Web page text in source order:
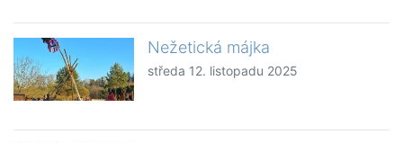
Nežetická májka
středa 12. listopadu 2025